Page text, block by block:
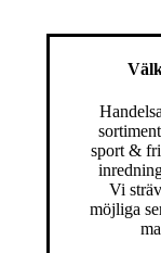
sport &
Vi
möjliga